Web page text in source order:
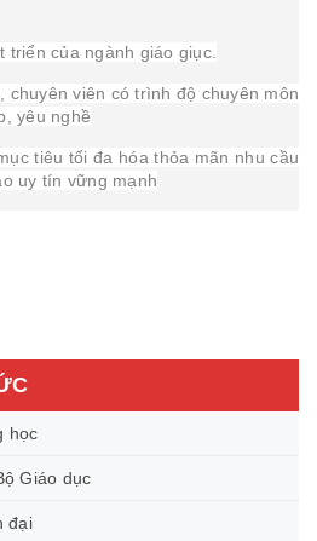
học
Giáo dục
đại
của ngành giáo giục.
viên có trình độ chuyên môn
yêu nghề
tiêu tối đa hóa thỏa mãn nhu cầu
uy tín vững mạnh